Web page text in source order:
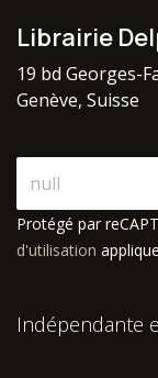
Librairie
19 bd Georges-
Genève, Suisse
Protégé par
d'utilisation
Indépendante